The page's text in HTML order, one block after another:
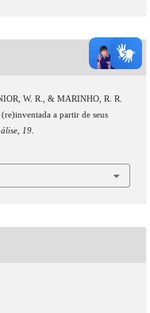
W. R., & MARINHO, R. R.
a partir de seus
, 19.